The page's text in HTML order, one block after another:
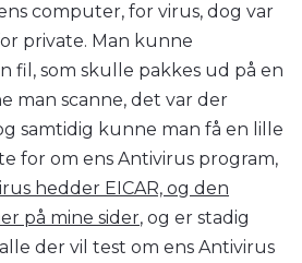
computer, for virus, dog var
private. Man kunne
fil, som skulle pakkes ud på en
man scanne, det var der
samtidig kunne man få en lille
for om ens Antivirus program,
hedder EICAR, og den
på mine sider, og er stadig
der vil test om ens Antivirus